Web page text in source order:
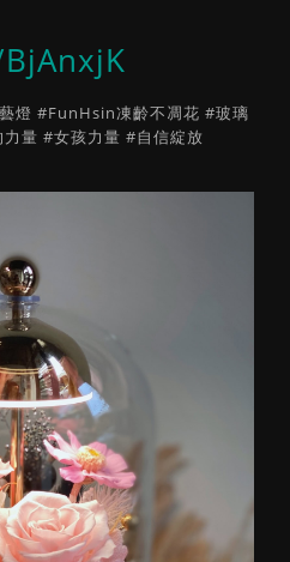
燈 #FunHsin凍齡不凋花 #玻璃
量 #女孩力量 #自信綻放